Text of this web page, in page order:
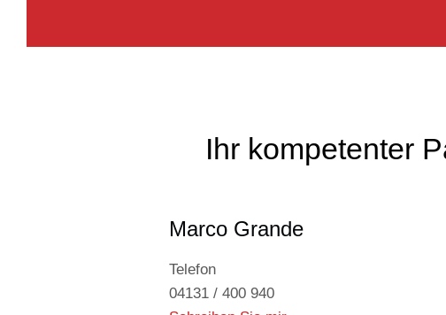
Ihr kompetenter
Marco Grande
Telefon
04131 / 400 940